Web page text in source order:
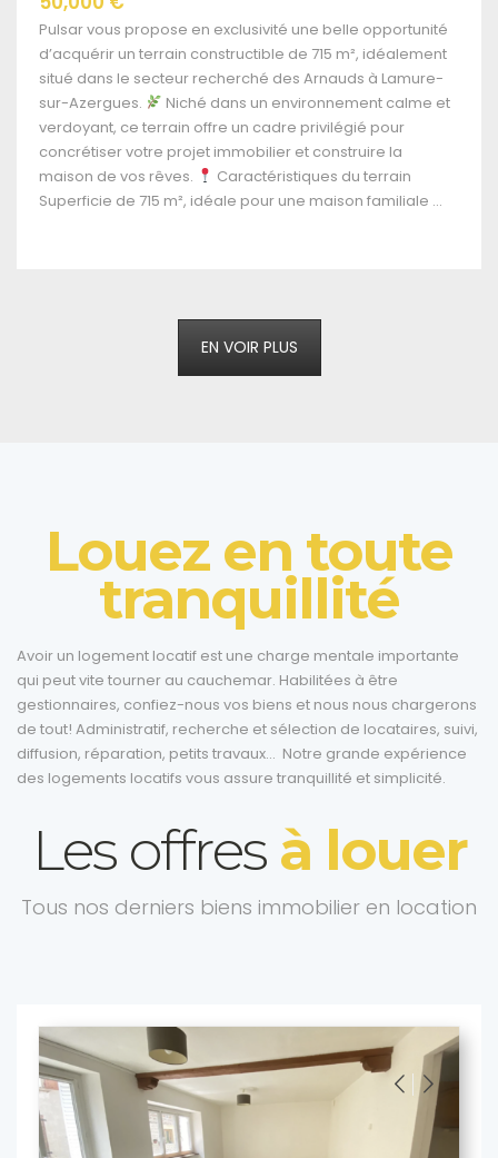
opportunité
idéalement
à Lamure-
calme et
pour
la
terrain
familiale ...
D’une surface d’environ 80 m², cet
beaux volumes et un cadre de vie agréable.
deuxième et dernier étage d’une petite
compose d’une entrée, d’un séjour lumineux,
cuisine, d’une salle de bains ainsi que de WC
L’espace nuit comprend deux chambres.
qu’une ...
EN VOIR PLUS
Louez en toute
tranquillité
Avoir un logement locatif est une charge mentale importante
qui peut vite tourner au cauchemar. Habilitées à être
gestionnaires, confiez-nous vos biens et nous nous chargerons
de tout! Administratif, recherche et sélection de locataires, suivi,
diffusion, réparation, petits travaux… Notre grande expérience
des logements locatifs vous assure tranquillité et simplicité.
Les offres à louer
Tous nos derniers biens immobilier en location